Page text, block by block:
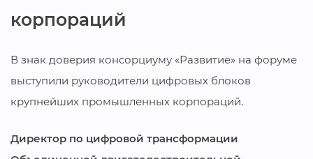
корпораций
В знак доверия консорциуму «Развитие» на форуме
выступили руководители цифровых блоков
крупнейших промышленных корпораций.
Директор по цифровой трансформации